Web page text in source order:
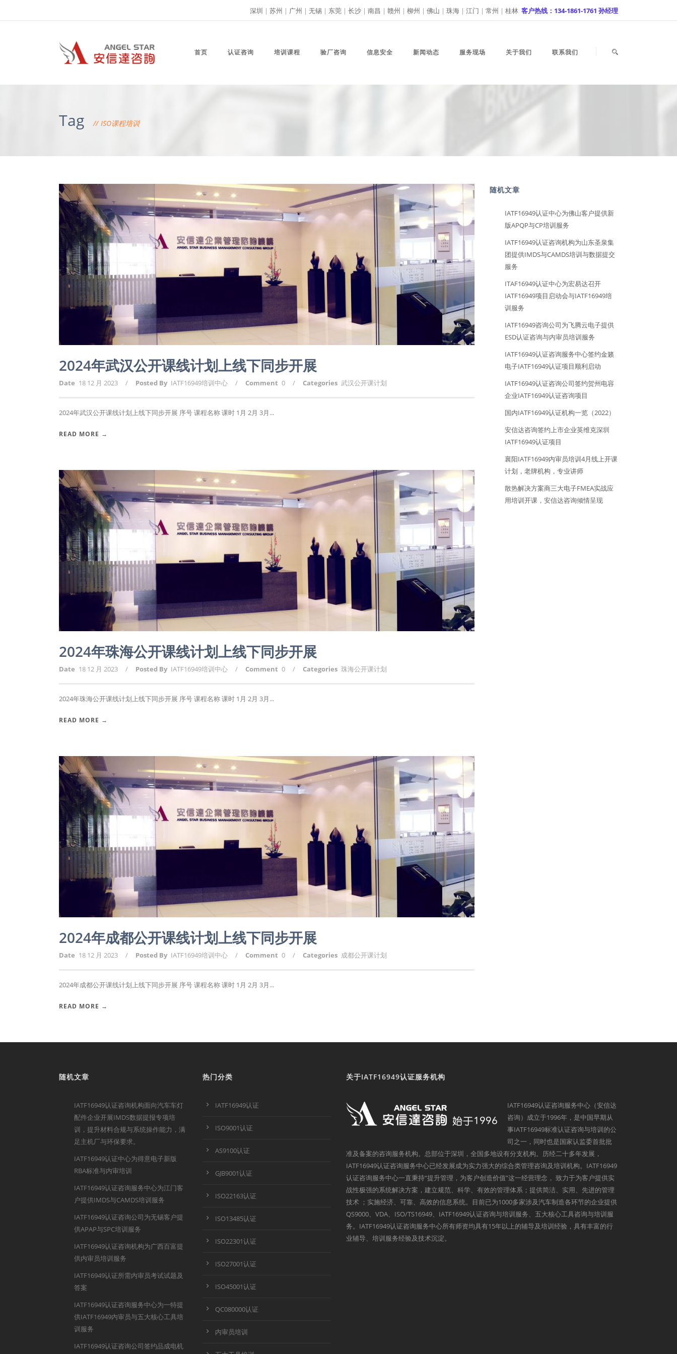
深圳 | 苏州 | 广州 | 无锡 | 东莞 | 长沙 | 南昌 | 赣州 | 柳州 | 佛山 | 珠海 | 江门 | 常州 | 桂林 客户热线：134-1861-1761 孙经理
首页 认证咨询 培训课程 验厂咨询 信息安全 新闻动态 服务现场 关于我们 联系我们
Tag ISO课程培训
2024年武汉公开课线计划上线下同步开展
Date 18 12 月 2023 / Posted By IATF16949培训中心 / Comment 0 / Categories 武汉公开课计划
2024年武汉公开课线计划上线下同步开展 序号 课程名称 课时 1月 2月 3月...
READ MORE →
2024年珠海公开课线计划上线下同步开展
Date 18 12 月 2023 / Posted By IATF16949培训中心 / Comment 0 / Categories 珠海公开课计划
2024年珠海公开课线计划上线下同步开展 序号 课程名称 课时 1月 2月 3月...
READ MORE →
2024年成都公开课线计划上线下同步开展
Date 18 12 月 2023 / Posted By IATF16949培训中心 / Comment 0 / Categories 成都公开课计划
2024年成都公开课线计划上线下同步开展 序号 课程名称 课时 1月 2月 3月...
READ MORE →
随机文章
IATF16949认证中心为佛山客户提供新
版APQP与CP培训服务
IATF16949认证咨询机构为山东圣泉集
团提供IMDS与CAMDS培训与数据提交
服务
ITAF16949认证中心为宏易达召开
IATF16949项目启动会与IATF16949培
训服务
IATF16949咨询公司为飞腾云电子提供
ESD认证咨询与内审员培训服务
IATF16949认证咨询服务中心签约金籁
电子IATF16949认证项目顺利启动
IATF16949认证咨询公司签约贺州电容
企业IATF16949认证咨询项目
国内IATF16949认证机构一览（2022）
安信达咨询签约上市企业英维克深圳
IATF16949认证项目
襄阳IATF16949内审员培训4月线上开课
计划，老牌机构，专业讲师
散热解决方案商三大电子FMEA实战应
用培训开课，安信达咨询倾情呈现
随机文章
IATF16949认证咨询机构面向汽车车灯
配件企业开展IMDS数据提报专项培
训，提升材料合规与系统操作能力，满
足主机厂与环保要求。
IATF16949认证中心为得意电子新版
RBA标准与内审培训
IATF16949认证咨询服务中心为江门客
户提供IMDS与CAMDS培训服务
IATF16949认证咨询公司为无锡客户提
供APAP与SPC培训服务
IATF16949认证咨询机构为广西百富提
供内审员培训服务
IATF16949认证所需内审员考试试题及
答案
IATF16949认证咨询服务中心为一特提
供IATF16949内审员与五大核心工具培
训服务
IATF16949认证咨询公司签约品成电机
热门分类
IATF16949认证
ISO9001认证
AS9100认证
GJB9001认证
ISO22163认证
ISO13485认证
ISO22301认证
ISO27001认证
ISO45001认证
QC080000认证
内审员培训
关于IATF16949认证服务机构
IATF16949认证咨询服务中心（安信达
咨询）成立于1996年，是中国早期从
事IATF16949标准认证咨询与培训的公
司之一，同时也是国家认监委首批批
准及备案的咨询服务机构。总部位于深圳，全国多地设有分支机构。历经二十多年发展，
IATF16949认证咨询服务中心已经发展成为实力强大的综合类管理咨询及培训机构。IATF16949
认证咨询服务中心一直秉持“提升管理，为客户创造价值”这一经营理念， 致力于为客户提供实
战性极强的系统解决方案，建立规范、科学、有效的管理体系；提供简洁、实用、先进的管理
技术 ；实施经济、可靠、高效的信息系统。目前已为1000多家涉及汽车制造各环节的企业提供
QS9000、VDA、ISO/TS16949、IATF16949认证咨询与培训服务、五大核心工具咨询与培训服
务。IATF16949认证咨询服务中心所有师资均具有15年以上的辅导及培训经验，具有丰富的行
业辅导、培训服务经验及技术沉淀。